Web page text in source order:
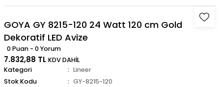
GOYA GY 8215-120 24 Watt 120 cm Gold
Dekoratif LED Avize
0 Puan - 0 Yorum
7.832,88 TL KDV DAHİL
Kategori
Lineer
Stok Kodu
GY-8215-120